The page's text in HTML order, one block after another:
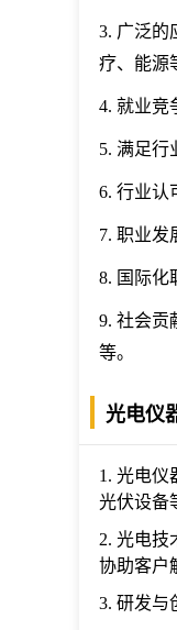
3. 广泛的
疗、能源
4. 就业竞
5. 满足行
6. 行业认
7. 职业发
8. 国际化
9. 社会贡
等。
光电仪
1. 光电仪
光伏设备
2. 光电技
协助客户
3. 研发与